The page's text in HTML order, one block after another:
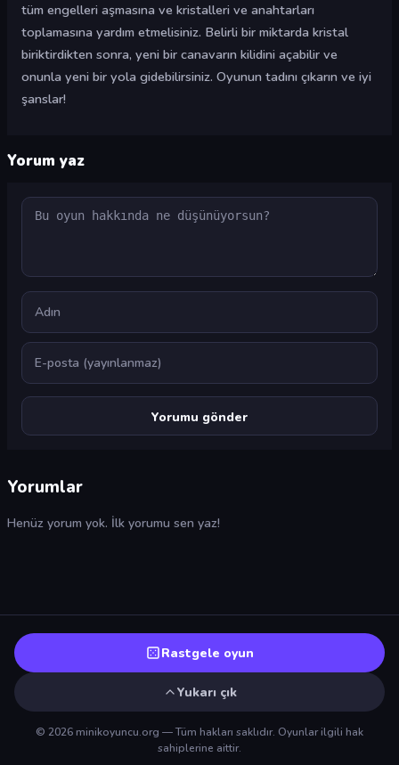
tüm engelleri aşmasına ve kristalleri ve anahtarları
toplamasına yardım etmelisiniz. Belirli bir miktarda kristal
biriktirdikten sonra, yeni bir canavarın kilidini açabilir ve
onunla yeni bir yola gidebilirsiniz. Oyunun tadını çıkarın ve iyi
şanslar!
Yorum yaz
Yorum
Ad
E-posta
Yorumlar
Henüz yorum yok. İlk yorumu sen yaz!
Rastgele oyun
Yukarı çık
© 2026 minikoyuncu.org — Tüm hakları saklıdır. Oyunlar ilgili hak
sahiplerine aittir.